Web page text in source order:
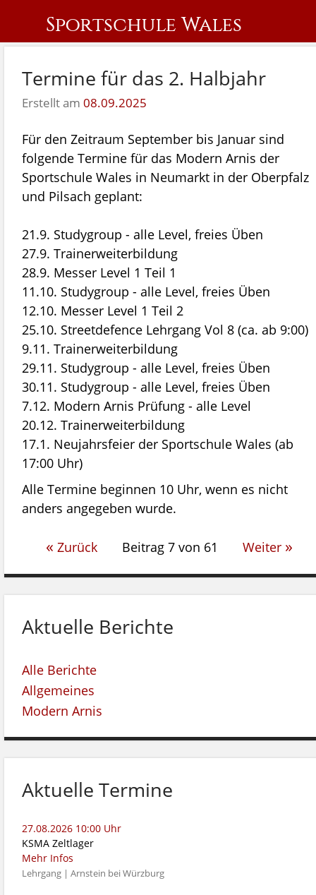
Sportschule Wales
Termine für das 2. Halbjahr
Erstellt am 08.09.2025
Für den Zeitraum September bis Januar sind
folgende Termine für das Modern Arnis der
Sportschule Wales in Neumarkt in der Oberpfalz
und Pilsach geplant:
21.9. Studygroup - alle Level, freies Üben
27.9. Trainerweiterbildung
28.9. Messer Level 1 Teil 1
11.10. Studygroup - alle Level, freies Üben
12.10. Messer Level 1 Teil 2
25.10. Streetdefence Lehrgang Vol 8 (ca. ab 9:00)
9.11. Trainerweiterbildung
29.11. Studygroup - alle Level, freies Üben
30.11. Studygroup - alle Level, freies Üben
7.12. Modern Arnis Prüfung - alle Level
20.12. Trainerweiterbildung
17.1. Neujahrsfeier der Sportschule Wales (ab
17:00 Uhr)
Alle Termine beginnen 10 Uhr, wenn es nicht
anders angegeben wurde.
« Zurück Beitrag 7 von 61 Weiter »
Aktuelle Berichte
Alle Berichte
Allgemeines
Modern Arnis
Aktuelle Termine
27.08.2026 10:00 Uhr
KSMA Zeltlager
Mehr Infos
Lehrgang | Arnstein bei Würzburg